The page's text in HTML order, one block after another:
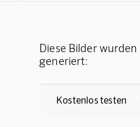
Diese Bilder
generiert:
Kostenlos testen